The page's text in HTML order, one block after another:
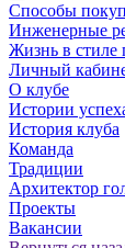
Способы
Инженерные
Жизнь в стиле
Личный
О клубе
Истории
История клуба
Команда
Традиции
Архитектор
Проекты
Вакансии